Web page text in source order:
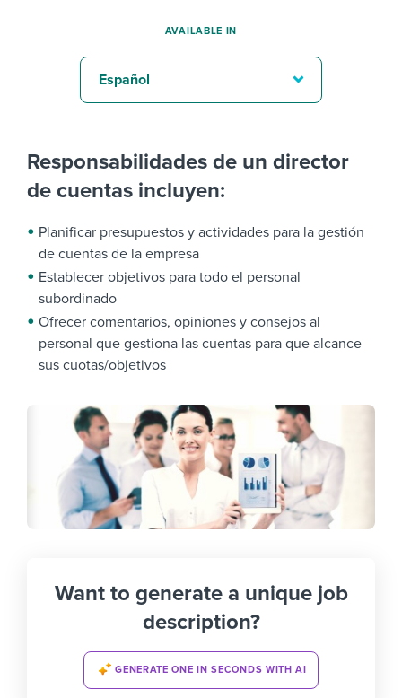
Responsabilidades de un director
de cuentas incluyen:
Planificar presupuestos y actividades para la gestión
de cuentas de la empresa
Establecer objetivos para todo el personal
subordinado
Ofrecer comentarios, opiniones y consejos al
personal que gestiona las cuentas para que alcance
sus cuotas/objetivos
Want to generate a unique job
description?
GENERATE ONE IN SECONDS WITH AI
AVAILABLE IN
Español